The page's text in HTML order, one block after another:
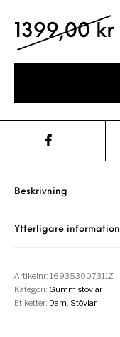
1399,00 kr
Beskrivning
Ytterligare information
Artikelnr:169353007311Z
Kategori: Gummistövlar
Etiketter: Dam Stövlar